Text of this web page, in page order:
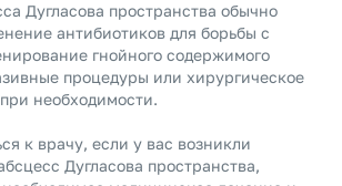
Дугласова пространства обычно
антибиотиков для борьбы с
гнойного содержимого
процедуры или хирургическое
необходимости.
к врачу, если у вас возникли
Дугласова пространства,